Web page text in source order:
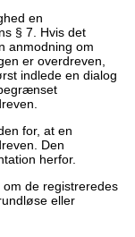
en
§ 7. Hvis det
anmodning om
er overdreven,
indlede en dialog
for, at en
Den
herfor.
de registreredes
eller